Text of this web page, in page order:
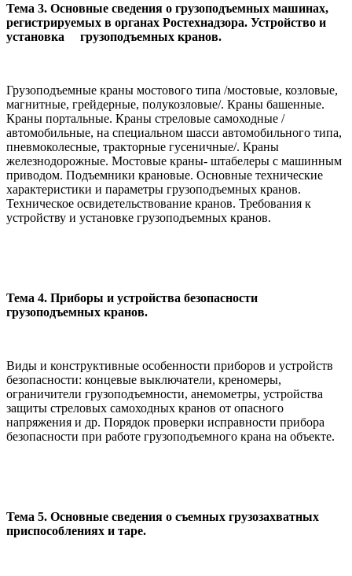
Тема 3. Основные сведения о грузоподъемных машинах,
регистрируемых в органах Ростехнадзора. Устройство и
установка грузоподъемных кранов.
Грузоподъемные краны мостового типа /мостовые, козловые,
маг­нитные, грейдерные, полукозловые/. Краны башенные.
Краны портальные. Краны стреловые самоходные /
автомобильные, на специаль­ном шасси автомобильного типа,
пневмоколесные, тракторные гусенич­ные/. Краны
железнодорожные. Мостовые краны- штабелеры с машинным
приводом. Подъемники крановые. Основные технические
характеристики и параметры грузоподъемных кранов.
Техническое освидетельствование кранов. Требования к
устройству и установке грузоподъемных кранов.
Тема 4. Приборы и устройства безопасности
грузоподъемных кранов.
Виды и конструктивные особенности приборов и устройств
безо­пасности: концевые выключатели, креномеры,
ограничители грузоподъем­ности, анемометры, устройства
защиты стреловых самоходных кранов от опасного
напряжения и др. Порядок проверки исправности прибора
безопасности при работе грузоподъемного крана на объекте.
Тема 5. Основные сведения о съемных грузозахватных
приспособлениях и таре.